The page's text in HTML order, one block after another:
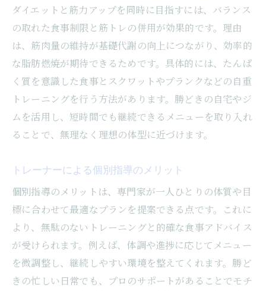
ダイエットと筋力アップを同時に目指すには、バランス
の取れた食事制限と筋トレの併用が効果的です。理由
は、筋肉量の維持が基礎代謝の向上につながり、効率的
な脂肪燃焼が期待できるためです。具体的には、たんぱ
く質を意識した食事とスクワットやプランクなどの自重
トレーニングを行う方法があります。勝どきの自宅やジ
ムを活用し、短時間でも継続できるメニューを取り入れ
ることで、無理なく理想の体型に近づけます。
トレーナーによる個別指導のメリット
個別指導のメリットは、専門家が一人ひとりの体質や目
標に合わせて最適なプランを提案できる点です。これに
より、無駄のないトレーニングと的確な食事アドバイス
が受けられます。例えば、体調や進捗に応じてメニュー
を微調整し、継続しやすい環境を整えてくれます。勝ど
きの忙しい日常でも、プロのサポートがあることでモチ